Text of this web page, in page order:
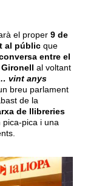
el proper 9 de
al públic que
entre el
al voltant
vint anys
breu parlament
de la
de llibreries
pica-pica i una